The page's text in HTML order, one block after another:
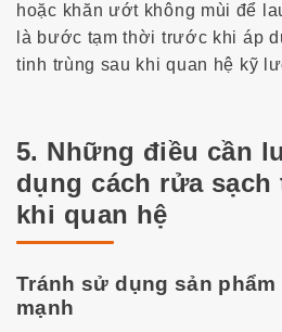
hoặc khăn ướt không mùi để
là bước tạm thời trước khi áp
tinh trùng sau khi quan hệ kỹ
5. Những điều cần
dụng cách rửa
khi quan hệ
Tránh sử dụng sản
mạnh